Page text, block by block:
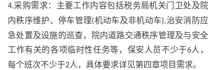
4.采购需求：主要工作内容包括税务局机关门卫处及院
内秩序维护、停车管理(机动车及非机动车),治安消防应
急处置及设施的巡查，院内道路交通秩序管理及与安全
工作有关的各项临时性任务等，保安人员不少于6人，
每个班次不少于2人，具体要求详见第四章项目需求。